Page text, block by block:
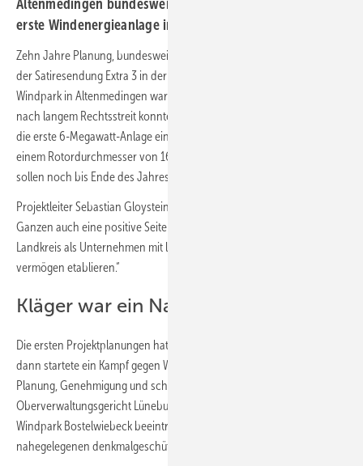
Altenmedingen bundesweit Bekanntheit. Nun wurde die
erste Windenergieanlage in Betrieb genommen.
Zehn Jahre Planung, bundesweite Aufmerksamkeit und ein Beitrag in
der Satiresendung Extra 3 in der Rubrik „Realer Irrsinn“: Der UKA-
Windpark in Altenmedingen war ein herausforderndes Projekt. Erst
nach langem Rechtsstreit konnte gebaut werden und vor kurzem ging
die erste 6-Megawatt-Anlage einer Nabenhöhe von 169 Metern und
einem Rotordurchmesser von 162 Metern in Betrieb. Weitere drei
sollen noch bis Ende des Jahres folgen.
Projektleiter Sebastian Gloystein von der UKA Rostock kann dem
Ganzen auch eine positive Seite abgewinnen: „Wir konnten uns im
Landkreis als Unternehmen mit langem Durchhaltewillen und -
vermögen etablieren.“
Kläger war ein Naturschutzverein
Die ersten Projektplanungen hatten bereits 2014 begonnen – und
dann startete ein Kampf gegen Windmühlen: Nach acht Jahren
Planung, Genehmigung und schließlich dem Baubeginn stoppte das
Oberverwaltungsgericht Lüneburg die Arbeiten. Der Grund: Der
Windpark Bostelwiebeck beeinträchtige das Erscheinungsbild einer
nahegelegenen denkmalgeschützten Mühle ohne Flügel.